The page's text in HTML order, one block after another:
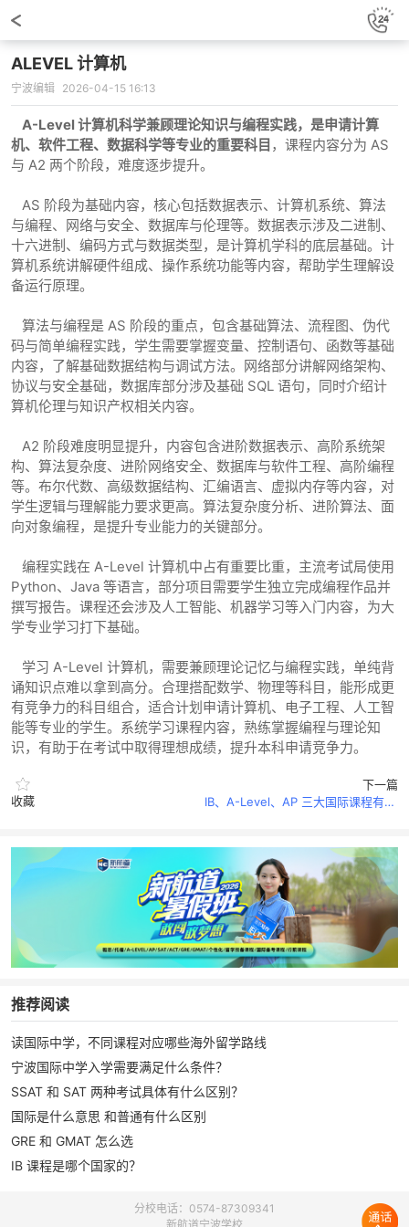
ALEVEL 计算机
宁波编辑 2026-04-15 16:13
A-Level 计算机科学兼顾理论知识与编程实践，是申请计算
机、软件工程、数据科学等专业的重要科目 ，课程内容分为 AS
与 A2 两个阶段，难度逐步提升。
AS 阶段为基础内容，核心包括数据表示、计算机系统、算法
与编程、网络与安全、数据库与伦理等。数据表示涉及二进制、
十六进制、编码方式与数据类型，是计算机学科的底层基础。计
算机系统讲解硬件组成、操作系统功能等内容，帮助学生理解设
备运行原理。
算法与编程是 AS 阶段的重点，包含基础算法、流程图、伪代
码与简单编程实践，学生需要掌握变量、控制语句、函数等基础
内容，了解基础数据结构与调试方法。网络部分讲解网络架构、
协议与安全基础，数据库部分涉及基础 SQL 语句，同时介绍计
算机伦理与知识产权相关内容。
A2 阶段难度明显提升，内容包含进阶数据表示、高阶系统架
构、算法复杂度、进阶网络安全、数据库与软件工程、高阶编程
等。布尔代数、高级数据结构、汇编语言、虚拟内存等内容，对
学生逻辑与理解能力要求更高。算法复杂度分析、进阶算法、面
向对象编程，是提升专业能力的关键部分。
编程实践在 A-Level 计算机中占有重要比重，主流考试局使用
Python、Java 等语言，部分项目需要学生独立完成编程作品并
撰写报告。课程还会涉及人工智能、机器学习等入门内容，为大
学专业学习打下基础。
学习 A-Level 计算机，需要兼顾理论记忆与编程实践，单纯背
诵知识点难以拿到高分。合理搭配数学、物理等科目，能形成更
有竞争力的科目组合，适合计划申请计算机、电子工程、人工智
能等专业的学生。系统学习课程内容，熟练掌握编程与理论知
识，有助于在考试中取得理想成绩，提升本科申请竞争力。
收藏
下一篇
IB、A-Level、AP 三大国际课程有哪些本质区别
推荐阅读
读国际中学，不同课程对应哪些海外留学路线
宁波国际中学入学需要满足什么条件？
SSAT 和 SAT 两种考试具体有什么区别？
国际是什么意思 和普通有什么区别
GRE 和 GMAT 怎么选
IB 课程是哪个国家的？
分校电话：0574-87309341